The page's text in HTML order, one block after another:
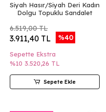
Siyah Hasır/Siyah Deri Kadın
Dolgu Topuklu Sandalet
6.519,00 TL
3.911,40 TL %40
Sepette Ekstra
%10 3.520,26 TL
Sepete Ekle